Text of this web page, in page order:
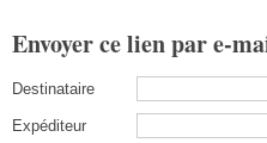
Envoyer ce lien par e-
Destinataire
Expéditeur